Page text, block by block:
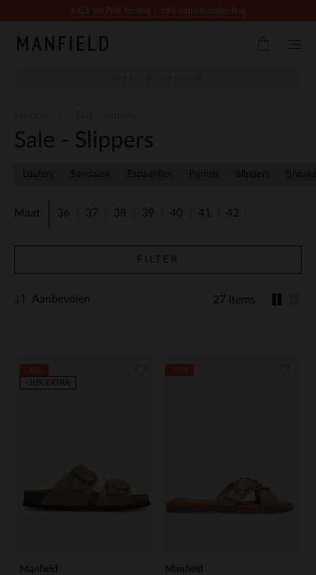
Sale - Slippers
Loafers Sandalen Espadrilles Pumps Slippers
Maat 36 37 38 39 40 41 42
FILTER
27 Items
Aanbevolen
Manfield
-10% EXTRA
Manfield